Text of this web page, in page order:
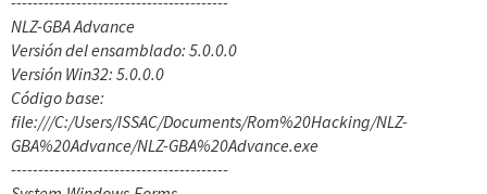
NLZ-GBA Advance
Versión del ensamblado: 5.0.0.0
Versión Win32: 5.0.0.0
Código base:
file:///C:/Users/ISSAC/Documents/Rom%20Hacking/NLZ-
GBA%20Advance/NLZ-GBA%20Advance.exe
----------------------------------------